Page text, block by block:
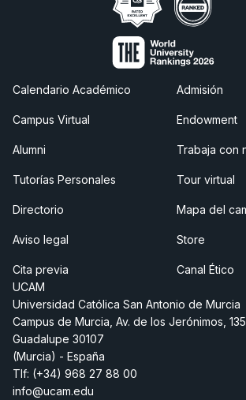
Calendario Académico
Campus Virtual
Alumni
Tutorías Personales
Directorio
Aviso legal
Cita previa
Admisión
Endowment
Trabaja con
Tour virtual
Mapa del
Store
Canal Ético
UCAM
Universidad Católica San Antonio de Murcia
Campus de Murcia, Av. de los Jerónimos, 135,
Guadalupe 30107
(Murcia) - España
Tlf: (+34) 968 27 88 00
info@ucam.edu